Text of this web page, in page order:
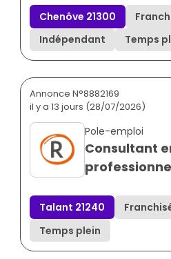
Chenôve 21300
Indépendant
Temps
Annonce N°8882169
il y a 13 jours (28/07/2026)
Pole-emploi
Consultant
Talant 21240
Temps plein